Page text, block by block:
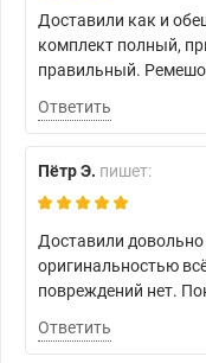
Доставили как и
комплект полный,
правильный.
Ответить
Пётр Э. пишет:
Доставили
оригинальностью
повреждений нет.
Ответить